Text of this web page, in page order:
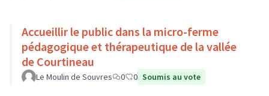
Accueillir le public dans la micro-ferme
pédagogique et thérapeutique de la vallée
de Courtineau
Le Moulin de Souvres 0 0 Soumis au vote